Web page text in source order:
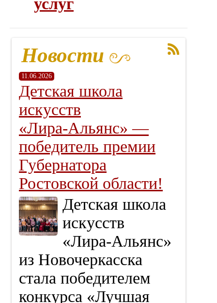
услуг
Новости
11.06.2026
Детская школа
искусств
«Лира‑Альянс» —
победитель премии
Губернатора
Ростовской области!
Детская школа
искусств
«Лира‑Альянс»
из Новочеркасска
стала победителем
конкурса «Лучшая